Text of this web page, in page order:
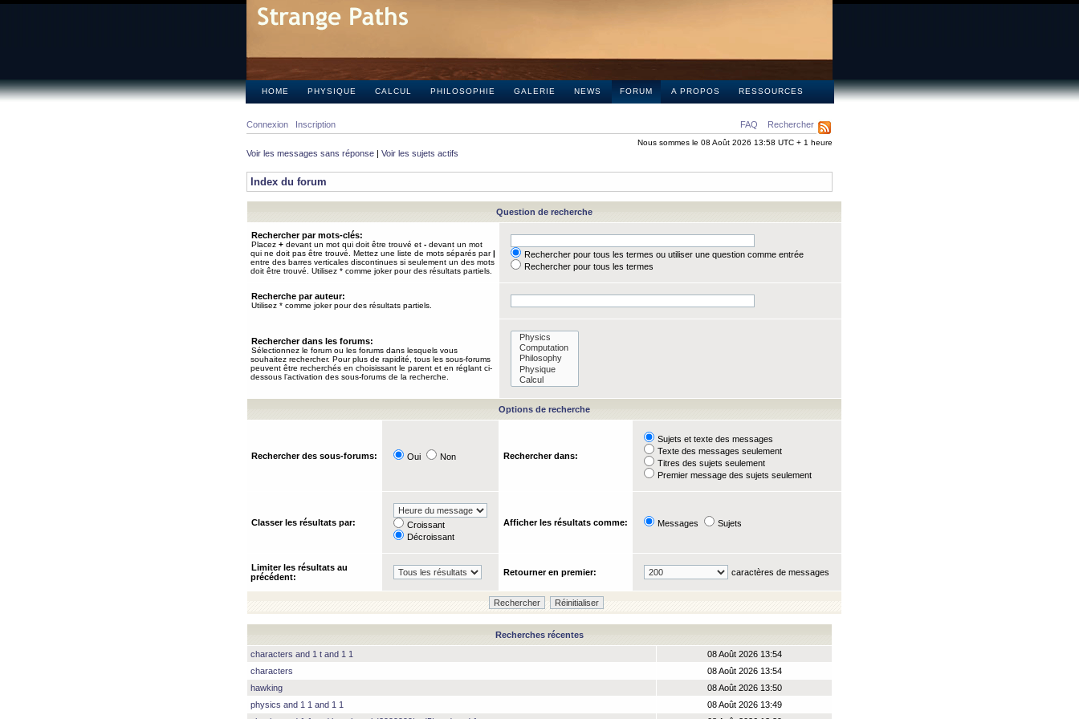
HOME PHYSIQUE CALCUL PHILOSOPHIE GALERIE NEWS FORUM A PROPOS RESSOURCES
FAQ Rechercher
Connexion Inscription
Nous sommes le 08 Août 2026 13:58 UTC + 1 heure
Voir les messages sans réponse | Voir les sujets actifs
Index du forum
Question de recherche
Rechercher par mots-clés:
Placez + devant un mot qui doit être trouvé et - devant un mot
qui ne doit pas être trouvé. Mettez une liste de mots séparés par|
entre des barres verticales discontinues si seulement un des mots
doit être trouvé. Utilisez * comme joker pour des résultats partiels.
Rechercher pour tous les termes ou utiliser une question comme entrée
Rechercher pour tous les termes
Recherche par auteur:
Utilisez * comme joker pour des résultats partiels.
Rechercher dans les forums:
Sélectionnez le forum ou les forums dans lesquels vous
souhaitez rechercher. Pour plus de rapidité, tous les sous-forums
peuvent être recherchés en choisissant le parent et en réglant ci-
dessous l’activation des sous-forums de la recherche.
Options de recherche
Rechercher des sous-forums: Oui Non Rechercher dans:
Sujets et texte des messages
Texte des messages seulement
Titres des sujets seulement
Premier message des sujets seulement
Classer les résultats par:
Croissant
Décroissant
Afficher les résultats comme: Messages Sujets
Limiter les résultats au
précédent:
Retourner en premier: caractères de messages
Recherches récentes
characters and 1 t and 1 1
08 Août 2026 13:54
characters
08 Août 2026 13:54
hawking
08 Août 2026 13:50
physics and 1 1 and 1 1
08 Août 2026 13:49